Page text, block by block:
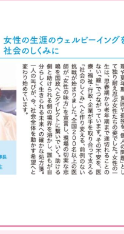
8